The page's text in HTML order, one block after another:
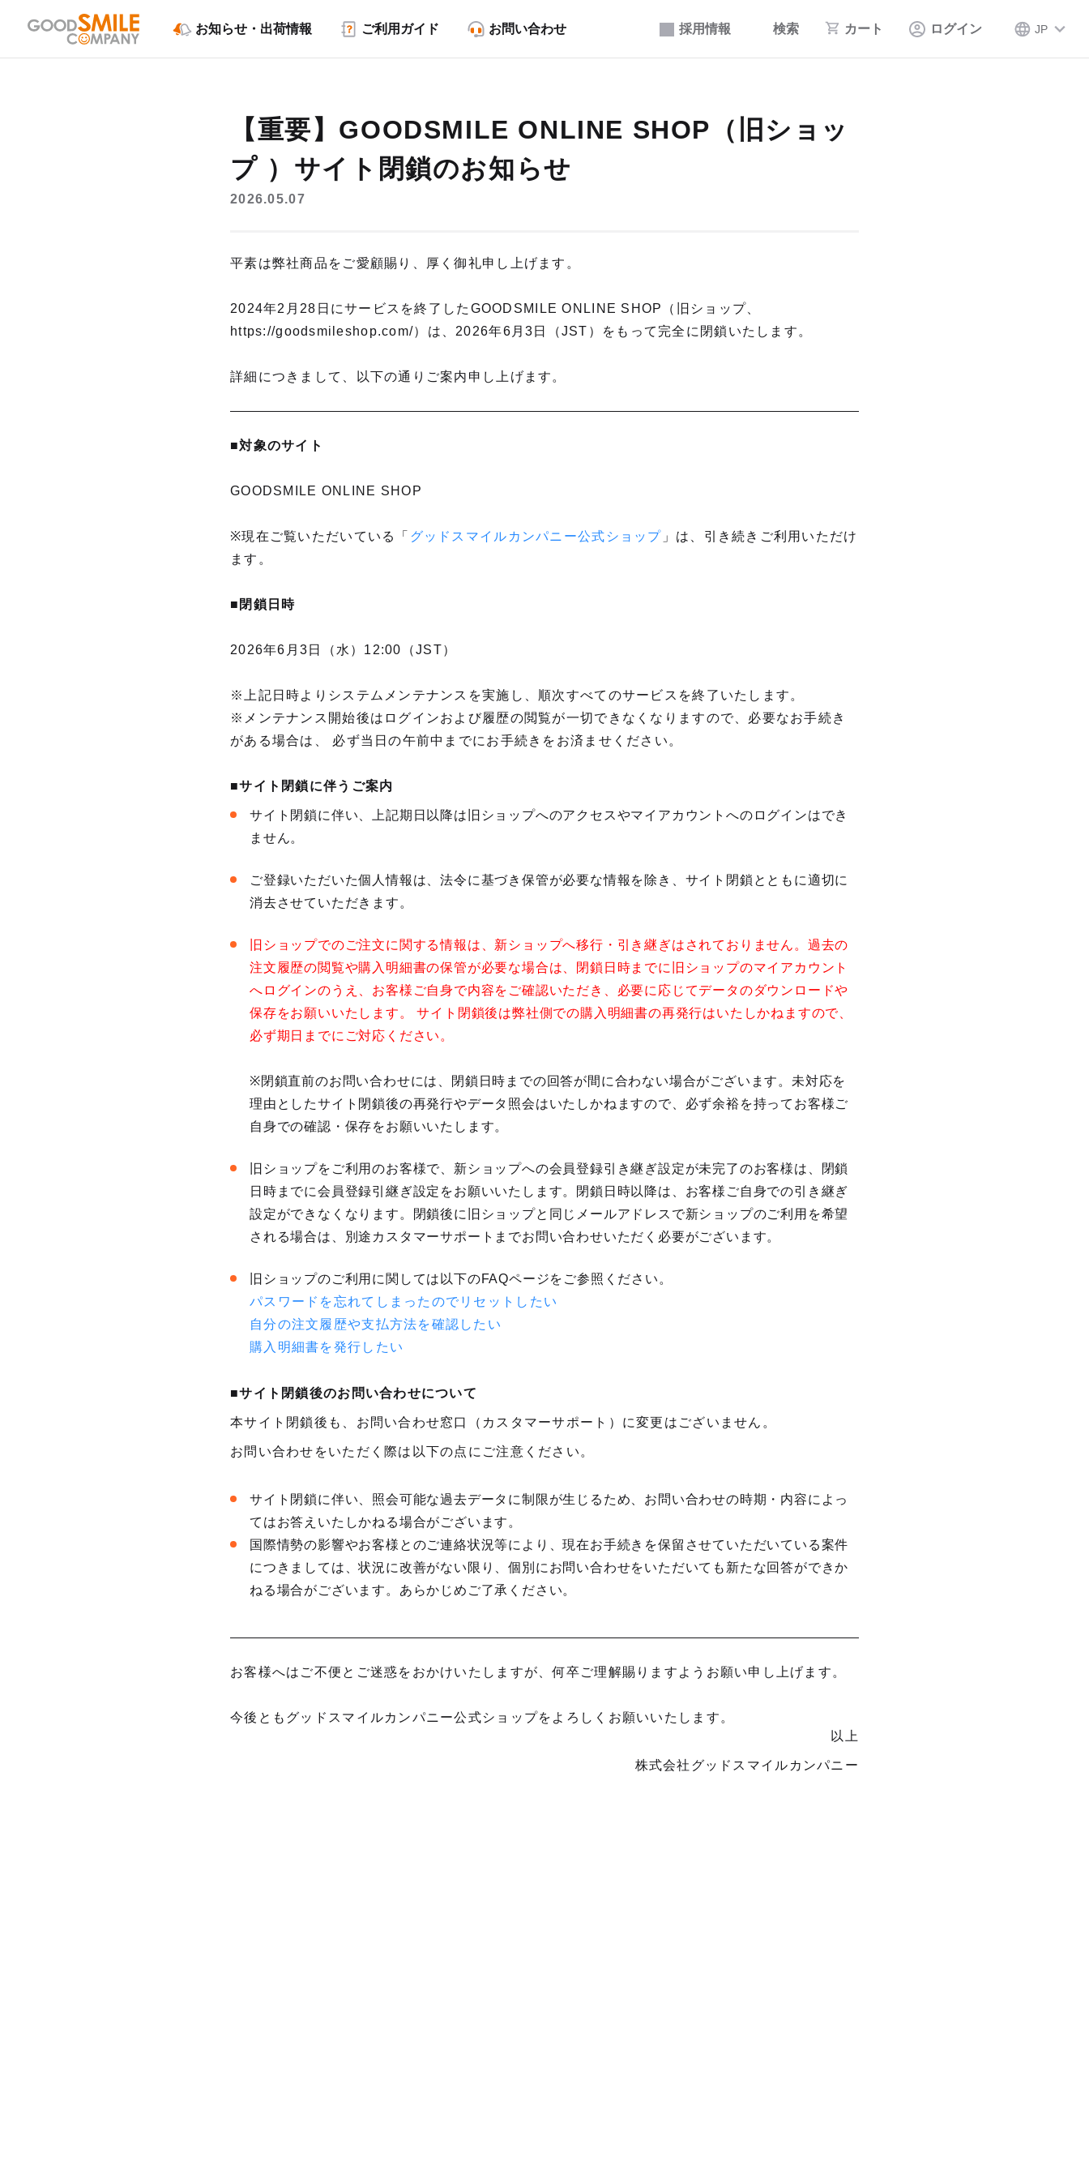
採用情報 検索 カート ログイン JP
お知らせ・出荷情報 ご利用ガイド お問い合わせ
【重要】GOODSMILE ONLINE SHOP（旧ショッ
プ ）サイト閉鎖のお知らせ
2026.05.07
平素は弊社商品をご愛顧賜り、厚く御礼申し上げます。
2024年2月28日にサービスを終了したGOODSMILE ONLINE SHOP（旧ショップ、
https://goodsmileshop.com/）は、2026年6月3日（JST）をもって完全に閉鎖いたします。
詳細につきまして、以下の通りご案内申し上げます。
■対象のサイト
GOODSMILE ONLINE SHOP
※現在ご覧いただいている「 グッドスマイルカンパニー公式ショップ 」は、引き続きご利用いただけ
ます。
■閉鎖日時
2026年6月3日（水）12:00（JST）
※上記日時よりシステムメンテナンスを実施し、順次すべてのサービスを終了いたします。
※メンテナンス開始後はログインおよび履歴の閲覧が一切できなくなりますので、必要なお手続き
がある場合は、 必ず当日の午前中までにお手続きをお済ませください。
■サイト閉鎖に伴うご案内
サイト閉鎖に伴い、上記期日以降は旧ショップへのアクセスやマイアカウントへのログインはでき
ません。
ご登録いただいた個人情報は、法令に基づき保管が必要な情報を除き、サイト閉鎖とともに適切に
消去させていただきます。
旧ショップでのご注文に関する情報は、新ショップへ移行・引き継ぎはされておりません。過去の
注文履歴の閲覧や購入明細書の保管が必要な場合は、閉鎖日時までに旧ショップのマイアカウント
へログインのうえ、お客様ご自身で内容をご確認いただき、必要に応じてデータのダウンロードや
保存をお願いいたします。 サイト閉鎖後は弊社側での購入明細書の再発行はいたしかねますので、
必ず期日までにご対応ください。
※閉鎖直前のお問い合わせには、閉鎖日時までの回答が間に合わない場合がございます。未対応を
理由としたサイト閉鎖後の再発行やデータ照会はいたしかねますので、必ず余裕を持ってお客様ご
自身での確認・保存をお願いいたします。
旧ショップをご利用のお客様で、新ショップへの会員登録引き継ぎ設定が未完了のお客様は、閉鎖
日時までに会員登録引継ぎ設定をお願いいたします。閉鎖日時以降は、お客様ご自身での引き継ぎ
設定ができなくなります。閉鎖後に旧ショップと同じメールアドレスで新ショップのご利用を希望
される場合は、別途カスタマーサポートまでお問い合わせいただく必要がございます。
旧ショップのご利用に関しては以下のFAQページをご参照ください。
パスワードを忘れてしまったのでリセットしたい
自分の注文履歴や支払方法を確認したい
購入明細書を発行したい
■サイト閉鎖後のお問い合わせについて
本サイト閉鎖後も、お問い合わせ窓口（カスタマーサポート）に変更はございません。
お問い合わせをいただく際は以下の点にご注意ください。
サイト閉鎖に伴い、照会可能な過去データに制限が生じるため、お問い合わせの時期・内容によっ
てはお答えいたしかねる場合がございます。
国際情勢の影響やお客様とのご連絡状況等により、現在お手続きを保留させていただいている案件
につきましては、状況に改善がない限り、個別にお問い合わせをいただいても新たな回答ができか
ねる場合がございます。あらかじめご了承ください。
お客様へはご不便とご迷惑をおかけいたしますが、何卒ご理解賜りますようお願い申し上げます。
今後ともグッドスマイルカンパニー公式ショップをよろしくお願いいたします。
以上
株式会社グッドスマイルカンパニー